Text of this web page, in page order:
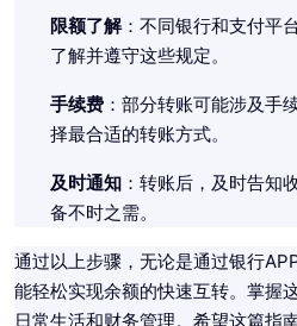
限额了解：不同银行和支付平
了解并遵守这些规定。
手续费 ：部分转账可能涉及手
择最合适的转账方式。
及时通知 ：转账后，及时告知
备不时之需。
通过以上步骤，无论是通过银行
能轻松实现余额的快速互转。掌握
日常生活和财务管理。希望这篇指